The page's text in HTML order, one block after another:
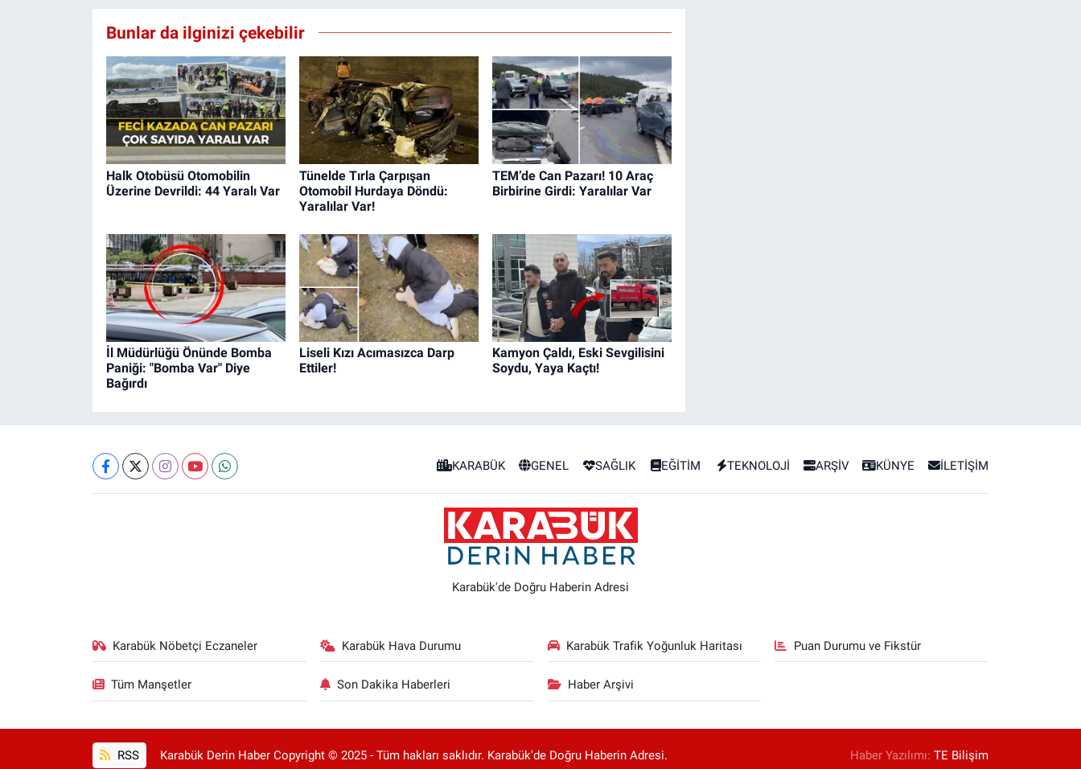
Bunlar da ilginizi çekebilir
Halk Otobüsü Otomobilin
Üzerine Devrildi: 44 Yaralı Var
Tünelde Tırla Çarpışan
Otomobil Hurdaya Döndü:
Yaralılar Var!
TEM’de Can Pazarı! 10 Araç
Birbirine Girdi: Yaralılar Var
İl Müdürlüğü Önünde Bomba
Paniği: "Bomba Var" Diye
Bağırdı
Liseli Kızı Acımasızca Darp
Ettiler!
Kamyon Çaldı, Eski Sevgilisini
Soydu, Yaya Kaçtı!
KARABÜK GENEL SAĞLIK EĞİTİM TEKNOLOJİ ARŞİV KÜNYE İLETİŞİM
Karabük'de Doğru Haberin Adresi
Karabük Nöbetçi Eczaneler Karabük Hava Durumu Karabük Trafik Yoğunluk Haritası Puan Durumu ve Fikstür
Tüm Manşetler Son Dakika Haberleri Haber Arşivi
RSS Karabük Derin Haber Copyright © 2025 - Tüm hakları saklıdır. Karabük'de Doğru Haberin Adresi. Haber Yazılımı:TE Bilişim